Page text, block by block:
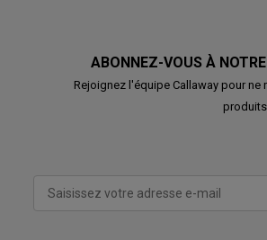
ABONNEZ-VOUS À
Rejoignez l'équipe Callaway pour ne